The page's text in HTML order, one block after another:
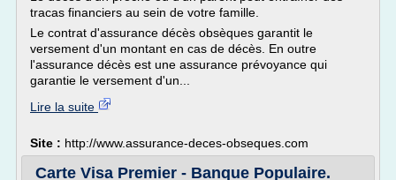
tracas financiers au sein de votre famille.
Le contrat d'assurance décès obsèques garantit le
versement d'un montant en cas de décès. En outre
l'assurance décès est une assurance prévoyance qui
garantie le versement d'un...
Lire la suite
Site : http://www.assurance-deces-obseques.com
Carte Visa Premier - Banque Populaire.